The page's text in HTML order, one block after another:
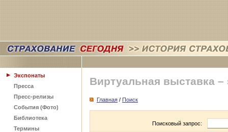
Экспонаты
Пресса
Пресс-релизы
События (Фото)
Библиотека
Термины
Виртуальная выставка –
Главная / Поиск
Поисковый запрос: